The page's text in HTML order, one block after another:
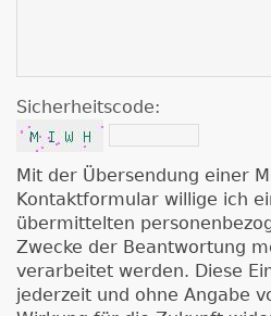
Sicherheitscode:
Mit der Übersendung einer
Kontaktformular willige ich
übermittelten
Zwecke der Beantwortung
verarbeitet werden. Diese
jederzeit und ohne Angabe